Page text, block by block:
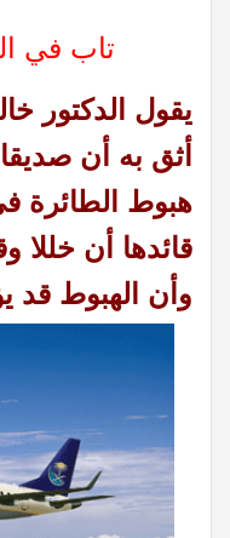
تاب في
يقول الدكتور
أثق به أن
هبوط الطائرة
قائدها أن خللا
وأن الهبوط قد